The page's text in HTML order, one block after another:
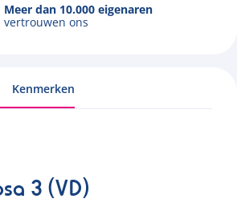
Meer dan 10.000 eigenaren
vertrouwen ons
Kenmerken
3 (VD)